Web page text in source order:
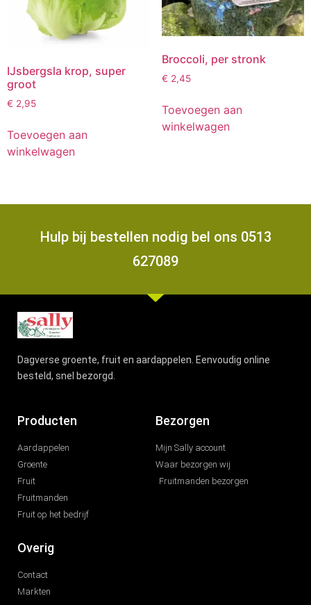
IJsbergsla krop, super
groot
€ 2,95
Toevoegen aan
winkelwagen
Broccoli, per stronk
€ 2,45
Toevoegen aan
winkelwagen
Hulp bij bestellen nodig bel ons 0513
627089
Dagverse groente, fruit en aardappelen. Eenvoudig online
besteld, snel bezorgd.
Producten
Aardappelen
Groente
Fruit
Fruitmanden
Fruit op het bedrijf
Bezorgen
Mijn Sally account
Waar bezorgen wij
Fruitmanden bezorgen
Overig
Contact
Markten